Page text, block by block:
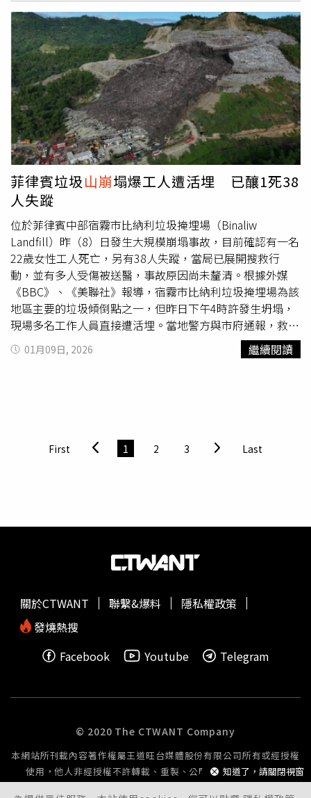
Prime Integrated Water Solutions Inc.（PIWSI）的員工，
該公司負責營運該垃圾掩埋場。掩埋場內一座高達四層樓的
垃圾山崩落，導致多名工人受困或罹難。事故中倒塌的設施
主要由金屬構成，救援團隊因此出動起重機與挖土機等重型
機具協助清理瓦礫，以利搜救進行。環境與自然資源部中維
薩亞區辦公室（DENR-7）已對PIWSI發布停工命令。該單
位表示：「我們已要求該公司出席技術會議說明事故詳情，
並於90日內提交相關改善報告。」目前除了救援、遺體檢索
與清理作業外，所有作業皆須停止。民眾與失聯者家屬聚集
現場，焦急關注搜救進度，氣氛哀戚。根據報導，罹難與失
聯者均為該設施的工作人員，當時正在低矮建築物內進行分
類作業。警方指出，其中一棟遭受重創的建築為倉庫，工人
原於此處區分可回收與一般垃圾，未料突遭垃圾山壓毀。據
其中一名31歲的倖存者安提瓜憶述，當天氣候良好，崩塌發
生時毫無預警。他當時正位於辦公室內，突如其來的衝擊將
建物摧毀，他在瓦礫與垃圾堆中爬行逃生，身上留下多處瘀
傷。安提瓜形容當下「極度恐懼」，一度認為自己無法生
還。消防人員操作起重機清理倒塌建築殘骸，嘗試尋找被埋
員工。環保署強調，他們將展開徹底且公正的調查，釐清事
故原因並追究相關責任人。此次掩埋場坍塌事件也促使宿霧
市政府宣布進入緊急狀態。根據市議員加加內拉（Joel
自X，@PhilstarNews）
菲律賓垃圾山崩塌爆工人遭活埋 已釀1死38
人失蹤
位於菲律賓中部宿霧市比納利垃圾掩埋場（Binaliw
Landfill）昨（8）日發生大規模崩塌事故，目前確認有一名
22歲女性工人死亡，另有38人失蹤，當局已展開搜救行
動，並有多人受傷被送醫，事故原因尚未釐清。根據外媒
《BBC》、《美聯社》報導，宿霧市比納利垃圾掩埋場為該
地區主要的垃圾傾倒點之一，但昨日下午4時許發生坍塌，
現場多名工作人員直接遭活埋。當地警方與市府通報，救難
人員在瓦礫中救出12名受傷的清潔工，立即送往醫院治療；
事故發生時，部分受害者是掩埋場工作人員，但是否有鄰近
理的辦公室被掩埋，所幸他迅速自行爬出，僅臉部與手臂有
瘀傷。警方表示，有一名獲救女子在送醫途中身亡，其餘被
蹤人數不同，原因不明。事發後，約有300名來自政府部門
挖土機、救護車及消防車。市議員加爾加內拉（Joel
Garganera）指出，隨時都可能再發生崩塌，主要與掩埋場
疊垃圾形成新的垃圾山，「這已經不是衛生掩埋場，而是一
個露天垃圾場」。比納利掩埋場面積約10公頃，是宿務重要
其是宿務，作為中部維薩亞斯群島的貿易及交通樞紐，每日
01月09日, 2026 繼續閱讀
First 1 2 3 Last
知道了，請關閉視窗
關於CTWANT 聯繫&爆料
隱私權政策
發燒熱搜
Facebook
Youtube Telegram
© 2020 The CTWANT Company
本網站所刊載內容著作權屬王道旺台媒體股份有限公司所有或經授權
使用，他人非經授權不許轉載、重製、公開播送或公開傳輸。